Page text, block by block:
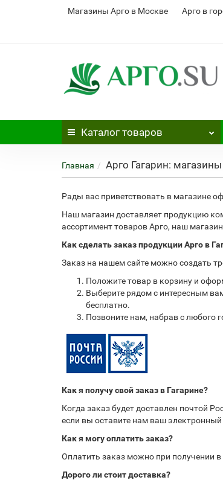
Магазины Арго в Москве Арго в
Каталог товаров
Главная Арго Гагарин:
Рады вас приветствовать в магазине
Наш магазин доставляет продукцию
ассортимент товаров Арго, наш
Как сделать заказ продукции Арго в
Заказ на нашем сайте можно создать
Положите товар в корзину и
Выберите рядом с интересным
бесплатно.
Позвоните нам, набрав с любого
Как я получу свой заказ в Гагарине?
Когда заказ будет доставлен почтой
если вы оставите нам ваш
Как я могу оплатить заказ?
Оплатить заказ можно при получении
Дорого ли стоит доставка?